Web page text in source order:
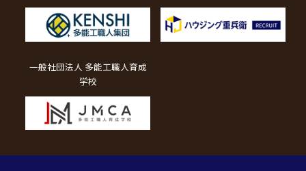
一般社団法人 多能工職人育成
学校